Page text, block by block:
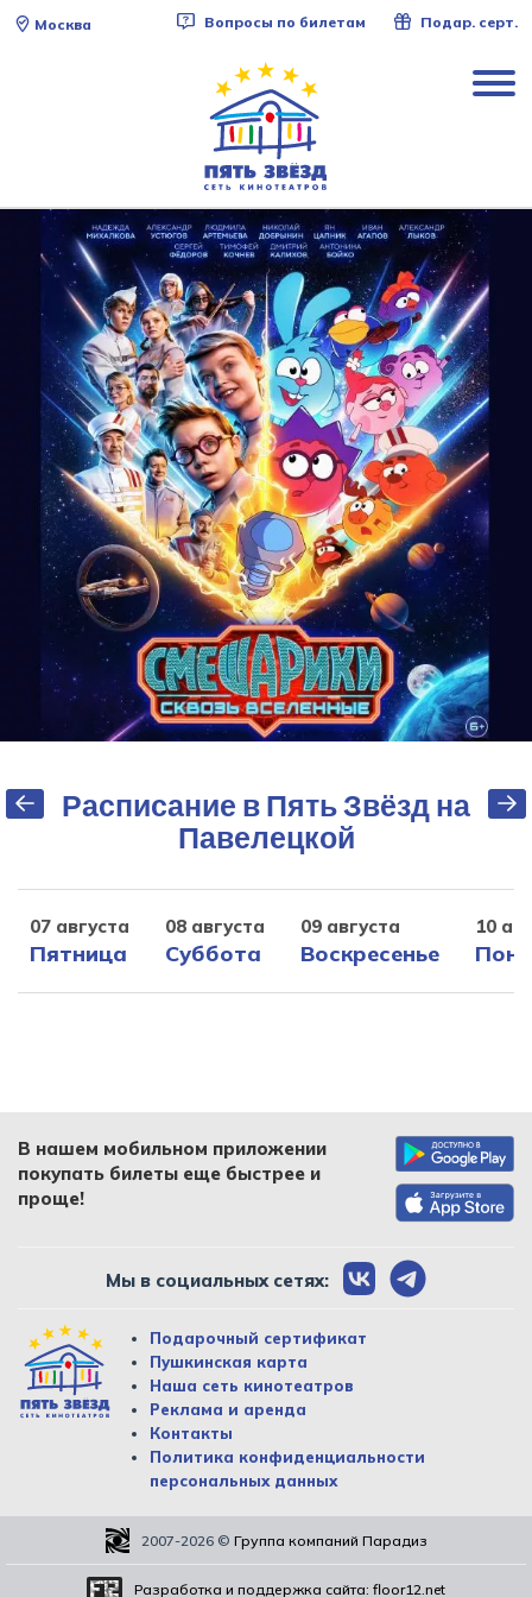
Москва Вопросы по билетам Подар. серт.
Расписание в Пять Звёзд на
Павелецкой
07 августа
Пятница
08 августа
Суббота
09 августа
Воскресенье
10
В нашем мобильном приложении
покупать билеты еще быстрее и
проще!
Мы в социальных сетях:
Подарочный сертификат
Пушкинская карта
Наша сеть кинотеатров
Реклама и аренда
Контакты
Политика конфиденциальности
персональных данных
2007-2026 © Группа компаний Парадиз
Разработка и поддержка сайта: floor12.net